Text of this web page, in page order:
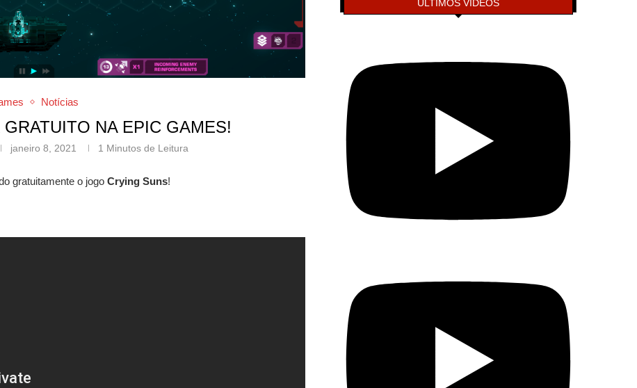
Notícias
NA EPIC GAMES!
janeiro 8, 2021 1 Minutos de Leitura
gratuitamente o jogo Crying Suns!
ÚLTIMOS VÍDEOS